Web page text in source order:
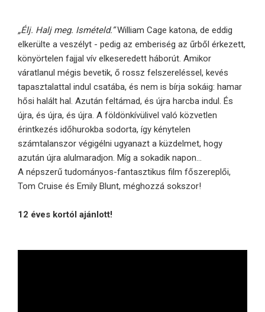
„Élj. Halj meg. Ismételd.”William Cage katona, de eddig
elkerülte a veszélyt - pedig az emberiség az űrből érkezett,
könyörtelen fajjal vív elkeseredett háborút. Amikor
váratlanul mégis bevetik, ő rossz felszereléssel, kevés
tapasztalattal indul csatába, és nem is bírja sokáig: hamar
hősi halált hal. Azután feltámad, és újra harcba indul. És
újra, és újra, és újra. A földönkívülivel való közvetlen
érintkezés időhurokba sodorta, így kénytelen
számtalanszor végigélni ugyanazt a küzdelmet, hogy
azután újra alulmaradjon. Míg a sokadik napon…
A népszerű tudományos-fantasztikus film főszereplői,
Tom Cruise és Emily Blunt, méghozzá sokszor!
12 éves kortól ajánlott!